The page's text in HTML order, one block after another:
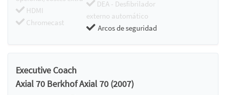
HDMI
Chromecast
DEA - Desfibrilador
externo automático
Arcos de seguridad
Executive Coach
Axial 70 Berkhof Axial 70 (2007)